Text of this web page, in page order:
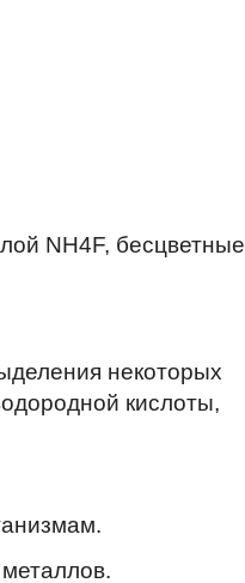
NH4F, бесцветные
некоторых
кислоты,